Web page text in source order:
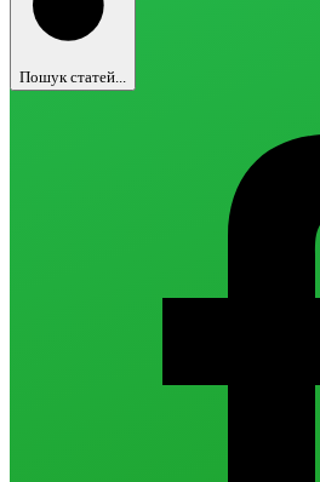
Пошук статей...